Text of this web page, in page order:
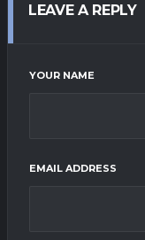
LEAVE A REPLY
YOUR NAME
EMAIL ADDRESS